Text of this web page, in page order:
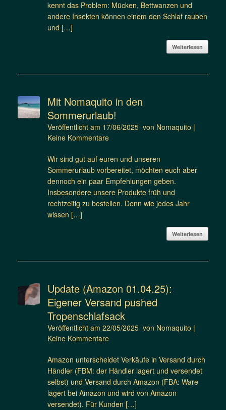
kennt das Problem: Mücken, Bettwanzen und
andere Insekten können einem den Schlaf rauben
und […]
Weiterlesen
Mit Nomaquito in den
Sommerurlaub!
Veröffentlicht am 17/06/2025 von Nomaquito |
Keine Kommentare
Wir sind gut auf euren und unseren
Sommerurlaub vorbereitet, möchten euch aber
dennoch ein paar Empfehlungen geben.
Insbesondere unsere Produkte früh und
rechtzeitig zu bestellen. Denn wie jedes Jahr
wissen […]
Weiterlesen
Update (Amazon 01.04.25):
Eigener Versand pushed
Tropenschlafsack
Veröffentlicht am 22/05/2025 von Nomaquito |
Keine Kommentare
Amazon unterscheidet Verkäufe in Versand durch
Händler (FBM: der Händler lagert und versendet
selbst) und Versand durch Amazon (FBA: Ware
lagert bei Amazon und wird von Amazon
versendet). Für Kunden […]